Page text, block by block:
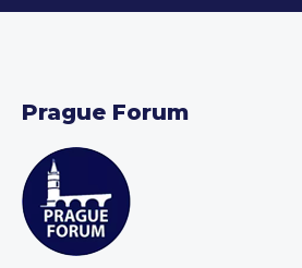
Prague Forum